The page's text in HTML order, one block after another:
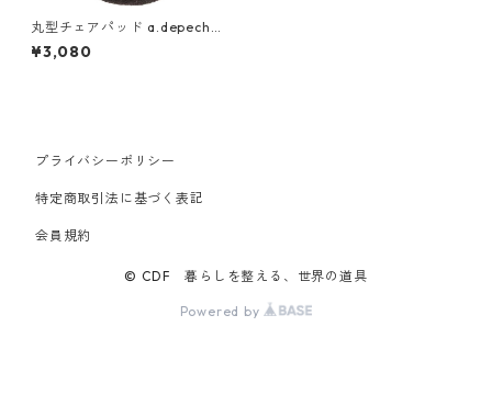
丸型チェアパッド a.depeche
pell wool chair pad アデペシ
ュ ペル ウール チェアパッド r
¥3,080
プライバシーポリシー
特定商取引法に基づく表記
会員規約
© CDF 暮らしを整える、世界の道具
Powered by